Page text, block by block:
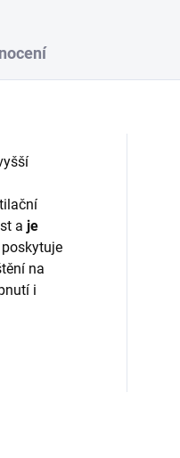
a je
na
i